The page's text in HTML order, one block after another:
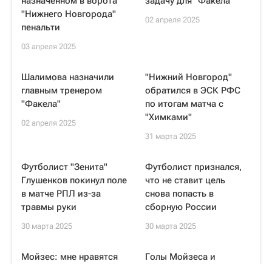
"Нижнего Новгорода"
пенальти
03 апреля 2025
02 апреля 2025
Шалимова назначили
главным тренером
"Факела"
02 апреля 2025
"Нижний Новгород"
обратился в ЭСК РФС
по итогам матча с
"Химками"
31 марта 2025
Футболист "Зенита"
Глушенков покинул поле
в матче РПЛ из-за
травмы руки
30 марта 2025
Футболист признался,
что не ставит цель
снова попасть в
сборную России
30 марта 2025
Мойзес: мне нравятся
Голы Мойзеса и